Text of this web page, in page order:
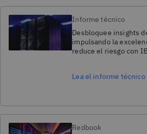
Informe técnico
Desbloquee insights
impulsando la
reduce el riesgo con
Lea el informe técnico
Redbook